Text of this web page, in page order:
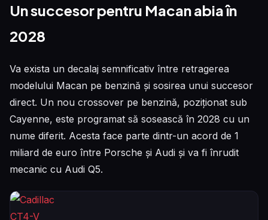
Un succesor pentru Macan abia în
2028
Va exista un decalaj semnificativ între retragerea
modelului Macan pe benzină și sosirea unui succesor
direct. Un nou crossover pe benzină, poziționat sub
Cayenne, este programat să sosească în 2028 cu un
nume diferit. Acesta face parte dintr-un acord de 1
miliard de euro între Porsche și Audi și va fi înrudit
mecanic cu Audi Q5.